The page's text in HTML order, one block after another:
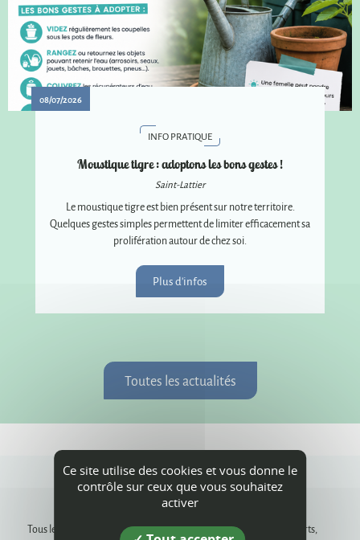
08/07/2026
INFO PRATIQUE
Moustique tigre : adoptons les bons gestes !
Saint-Lattier
Le moustique tigre est bien présent sur notre territoire.
Quelques gestes simples permettent de limiter efficacement sa
prolifération autour de chez soi.
Plus d'infos
Toutes les actualités
Agenda
Tous les rendez-vous, les animations dans les communes, les concerts,
Ce site utilise des cookies et vous donne le
contrôle sur ceux que vous souhaitez
activer